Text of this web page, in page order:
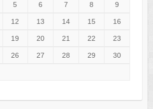
5 6 7 8 9
12 13 14 15 16
19 20 21 22 23
26 27 28 29 30